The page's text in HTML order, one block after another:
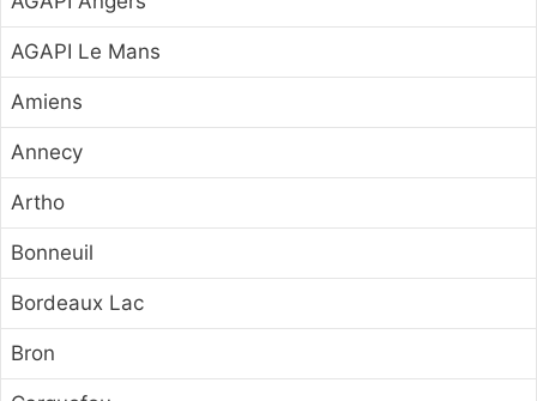
AGAPI Le Mans
Amiens
Annecy
Artho
Bonneuil
Bordeaux Lac
Bron